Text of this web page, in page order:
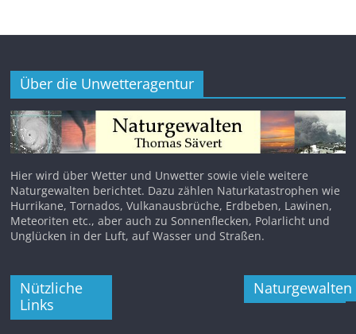
Über die Unwetteragentur
Hier wird über Wetter und Unwetter sowie viele weitere
Naturgewalten berichtet. Dazu zählen Naturkatastrophen wie
Hurrikane, Tornados, Vulkanausbrüche, Erdbeben, Lawinen,
Meteoriten etc., aber auch zu Sonnenflecken, Polarlicht und
Unglücken in der Luft, auf Wasser und Straßen.
Nützliche
Links
Naturgewalten